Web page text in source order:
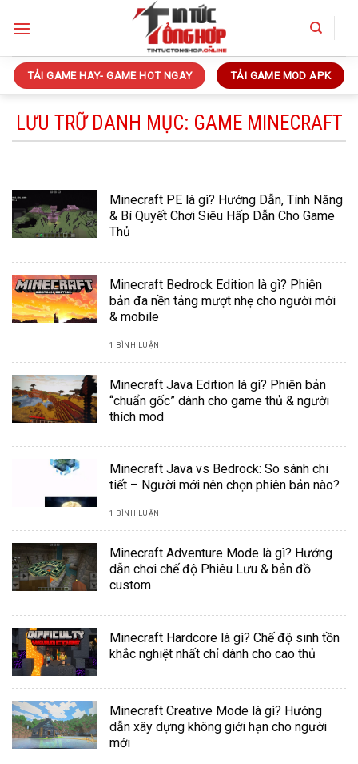
qua
dung TẢI GAME HAY- GAME HOT NGAY TẢI GAME MOD APK
LƯU TRỮ DANH MỤC: GAME MINECRAFT
Minecraft PE là gì? Hướng Dẫn, Tính Năng
& Bí Quyết Chơi Siêu Hấp Dẫn Cho Game
Thủ
Minecraft Bedrock Edition là gì? Phiên
bản đa nền tảng mượt nhẹ cho người mới
& mobile
1 BÌNH LUẬN
Minecraft Java Edition là gì? Phiên bản
“chuẩn gốc” dành cho game thủ & người
thích mod
Minecraft Java vs Bedrock: So sánh chi
tiết – Người mới nên chọn phiên bản nào?
1 BÌNH LUẬN
Minecraft Adventure Mode là gì? Hướng
dẫn chơi chế độ Phiêu Lưu & bản đồ
custom
Minecraft Hardcore là gì? Chế độ sinh tồn
khắc nghiệt nhất chỉ dành cho cao thủ
Minecraft Creative Mode là gì? Hướng
dẫn xây dựng không giới hạn cho người
mới